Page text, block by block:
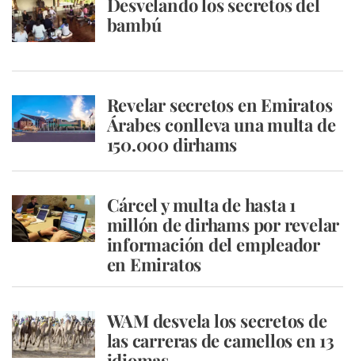
Desvelando los secretos del
bambú
Revelar secretos en Emiratos
Árabes conlleva una multa de
150.000 dirhams
Cárcel y multa de hasta 1
millón de dirhams por revelar
información del empleador
en Emiratos
WAM desvela los secretos de
las carreras de camellos en 13